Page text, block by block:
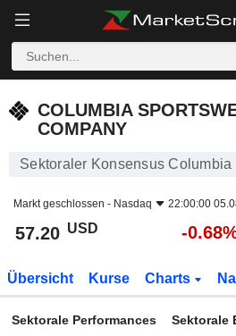
COLUMBIA
COMPANY
Sektoraler Konsensus
Markt geschlossen - Nasdaq 22:00:00
57.20 USD -
Übersicht Kurse Charts
Sektorale Performances Sektorale